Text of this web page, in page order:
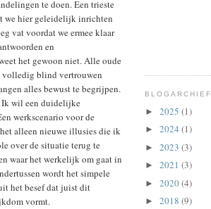
te doen. Een trieste
we hier geleidelijk inrichten
vat voordat we ermee klaar
en
het gewoon niet. Alle oude
blind vertrouwen
alles bewust te begrijpen.
Ik wil een duidelijke
werkscenario voor de
alleen nieuwe illusies die ik
over de situatie terug te
waar het werkelijk om gaat in
wordt het simpele
het besef dat juist dit
vormt.
BLOGARCHIEF
► 2025 (1)
► 2024 (1)
► 2023 (3)
► 2021 (3)
► 2020(4)
► 2018 (9)